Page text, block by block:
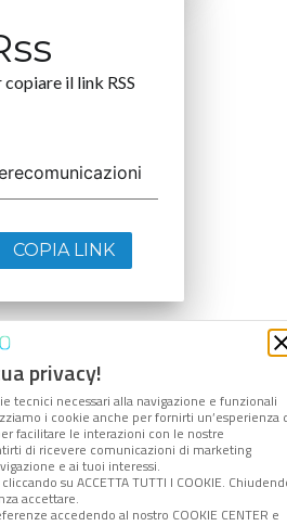
privacy!
tecnici necessari alla navigazione e funzionali
i cookie anche per fornirti un’esperienza
facilitare le interazioni con le nostre
di ricevere comunicazioni di marketing
e ai tuoi interessi.
su ACCETTA TUTTI I COOKIE.
accettare.
accedendo al nostro COOKIE CENTER e
il link RSS
COPIA LINK